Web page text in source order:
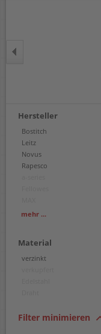
Hersteller
Bostitch
Leitz
Novus
Rapesco
Rapid
Sio
mehr ...
Material
verzinkt
Filter minimieren